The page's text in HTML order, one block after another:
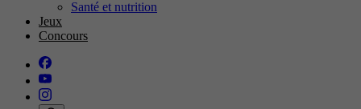
Santé et nutrition
Jeux
Concours